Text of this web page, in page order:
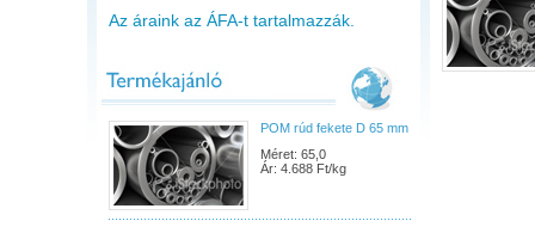
Az áraink az ÁFA-t tartalmazzák.
POM rúd fekete D 65 mm
Méret: 65,0
Ár: 4.688 Ft/kg